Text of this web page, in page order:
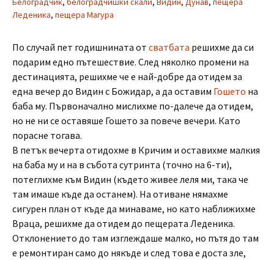
Леденика, пещера Магура
По случай пет годишнината от сватбата решихме да си
подарим едно пътешествие. След няколко промени на
дестинацията, решихме че е най-добре да отидем за
една вечер до Видин с Божидар, а да оставим Гошето на
баба му. Първоначално мислихме по-далече да отидем,
но не ни се оставяше Гошето за повече вечери. Като
порасне тогава.
В петък вечерта отидохме в Кричим и оставихме малкия
на баба му и на в събота сутринта (точно на 6-ти),
потеглихме към Видин (където живее леля ми, така че
там имаше къде да останем). На отиване нямахме
сигурен план от къде да минаваме, но като наближихме
Враца, решихме да отидем до пещерата Леденика.
Отклонението до там изглеждаше малко, но пътя до там
е ремонтиран само до някъде и след това е доста зле,